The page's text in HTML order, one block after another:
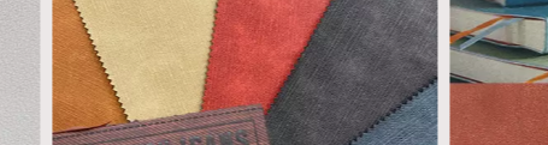
en una alucinante variedad de colores, relieves y
tacto y muy adecuado para la industria de etiquetas,
nuestra experiencia técnica y pensamiento innovador,
la creación de productos rentables y específicos